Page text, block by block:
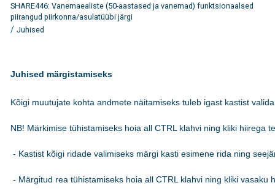
SHARE446: Vanemaealiste (50-aastased ja vanemad) funktsionaalsed
piirangud piirkonna/asulatüübi järgi
/ Juhised
Juhised märgistamiseks
Kõigi muutujate kohta andmete näitamiseks tuleb igast kastist
NB! Märkimise tühistamiseks hoia all CTRL klahvi ning kliki hiirega
- Kastist kõigi ridade valimiseks märgi kasti esimene rida ning
- Märgitud rea tühistamiseks hoia all CTRL klahvi ning kliki vasaku